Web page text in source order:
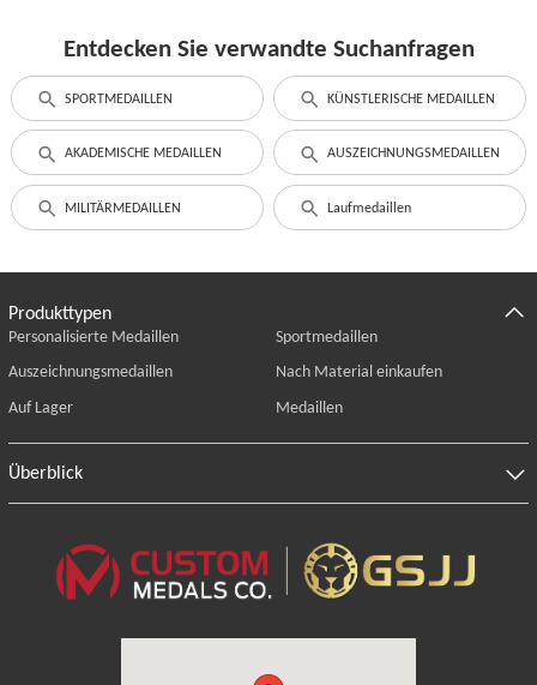
Entdecken Sie verwandte Suchanfragen
SPORTMEDAILLEN KÜNSTLERISCHE MEDAILLEN
AKADEMISCHE MEDAILLEN AUSZEICHNUNGSMEDAILLEN
MILITÄRMEDAILLEN Laufmedaillen
Produkttypen
Personalisierte Medaillen
Sportmedaillen
Auszeichnungsmedaillen
Nach Material einkaufen
Auf Lager
Medaillen
Überblick